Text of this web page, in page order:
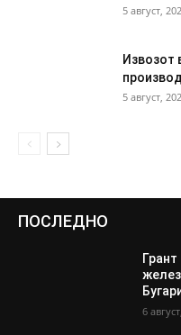
5 август,
Извозот
5 август,
ПОСЛЕДНО
6